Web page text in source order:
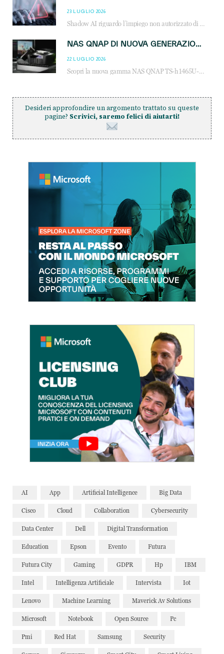
23 LUGLIO 2026
Shadow AI riguardo l’impiego non autorizzato di sistemi AI all’interno dell’azienda. E’ una pratica che si diffonde a partire dai dipendenti fino ai dirigenti e mette a repentaglio la cybersecurity, con costi più elevati per le organizzazioni. Due recenti report illustrano il fenomeno e forniscono dati in merito
NAS QNAP DI NUOVA GENERAZIONE: PIÙ PRESTAZIONI, SCALABILITÀ E PROTEZIONE DEI DATI PER LE INFRASTRUTTURE IT MODERNE
22 LUGLIO 2026
Scopri la nuova gamma NAS QNAP TS-h1465U-RP, TS-h1065eU e TS-h665U: storage aziendale con ZFS, DDR5, E1.S NVMe e connettività 2.5GbE per backup, virtualizzazione e cybersecurity.
Desideri approfondire un argomento trattato su queste
pagine? Scrivici, saremo felici di aiutarti!
AI App Artificial Intelligence Big Data
Cisco Cloud Collaboration Cybersecurity
Data Center Dell Digital Transformation
Education Epson Evento Futura
Futura City Gaming GDPR Hp IBM
Intel Intelligenza Artificiale Intervista Iot
Lenovo Machine Learning Maverick Av Solutions
Microsoft Notebook Open Source Pc
Pmi Red Hat Samsung Security